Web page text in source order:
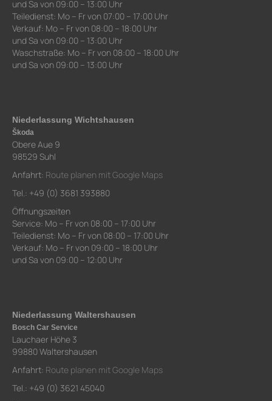
und Sa von 09:00 – 13:00 Uhr
Teiledienst: Mo – Fr von 07:00 – 17:00 Uhr
Verkauf: Mo – Fr von 08:00 – 18:00 Uhr
und Sa von 09:00 – 13:00 Uhr
Waschstraße: Mo – Fr von 08:00 – 18:00 Uhr
und Sa von 09:00 – 13:00 Uhr
Niederlassung Wichtshausen
Škoda
Obere Aue 9
98529 Suhl
Anfahrt: Route planen mit Google Maps
Tel.: +49 (0) 3681 393880
Öffnungszeiten
Service: Mo – Fr von 08:00 – 17:00 Uhr
Teiledienst: Mo – Fr von 08:00 – 17:00 Uhr
Verkauf: Mo – Fr von 09:00 – 18:00 Uhr
und Sa von 09:00 – 12:00 Uhr
Niederlassung Waltershausen
Bosch Car Service
Lauchaer Höhe 3
99880 Waltershausen
Anfahrt: Route planen mit Google Maps
Tel.: +49 (0) 3621 45040